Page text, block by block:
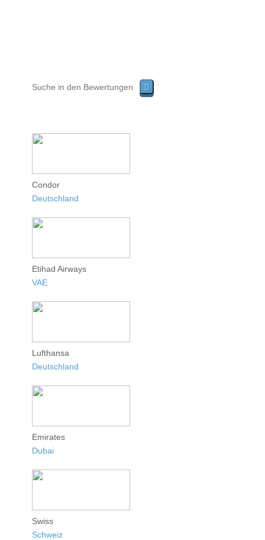
Condor
Deutschland
Etihad Airways
VAE
Lufthansa
Deutschland
Emirates
Dubai
Swiss
Schweiz